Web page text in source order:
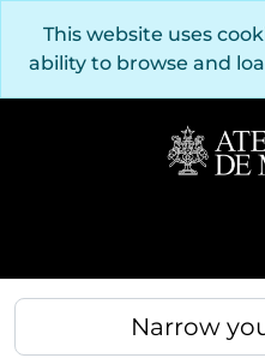
This website uses
ability to browse and
Narrow